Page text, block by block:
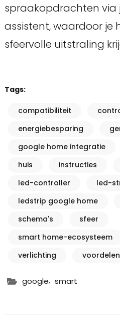
spraakopdrachten via
assistent, waardoor je
sfeervolle uitstraling
Tags:
compatibiliteit
energiebesparing
google home integratie
huis
instructies
led-controller
led-
ledstrip google home
schema's
sfeer
smart home-ecosysteem
verlichting
voordelen
google, smart